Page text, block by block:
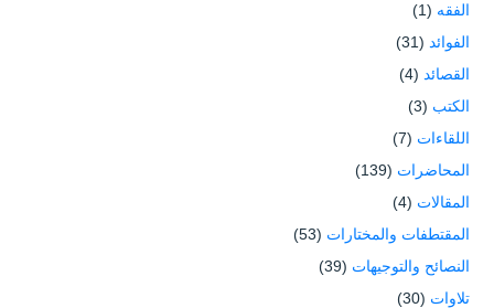
الفقه (1)
الفوائد (31)
القصائد (4)
الكتب (3)
اللقاءات (7)
المحاضرات (139)
المقالات (4)
المقتطفات والمختارات (53)
النصائح والتوجيهات (39)
تلاوات (30)